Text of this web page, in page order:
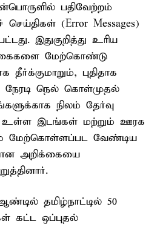
பதிவேற்றம்
(Error Messages)
இதுகுறித்து உரிய
மேற்கொண்டு
தீர்க்குமாறும், புதிதாக
நேரடி நெல் கொள்முதல்
நிலம் தேர்வு
உள்ள இடங்கள் மற்றும் ஊரக
மேற்கொள்ளப்பட வேண்டிய
அறிக்கையை
தமிழ்நாட்டில் 50
கட்ட ஒப்புதல்